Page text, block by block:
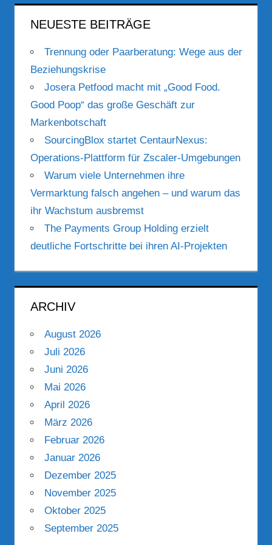
NEUESTE BEITRÄGE
Trennung oder Paarberatung: Wege aus der
Beziehungskrise
Josera Petfood macht mit „Good Food.
Good Poop“ das große Geschäft zur
Markenbotschaft
SourcingBlox startet CentaurNexus:
Operations-Plattform für Zscaler-Umgebungen
Warum viele Unternehmen ihre
Vermarktung falsch angehen – und warum das
ihr Wachstum ausbremst
The Payments Group Holding erzielt
deutliche Fortschritte bei ihren AI-Projekten
ARCHIV
August 2026
Juli 2026
Juni 2026
Mai 2026
April 2026
März 2026
Februar 2026
Januar 2026
Dezember 2025
November 2025
Oktober 2025
September 2025